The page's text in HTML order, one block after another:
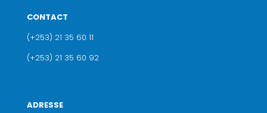
CONTACT
(+253) 21 35 60 11
(+253) 21 35 60 92
ADRESSE